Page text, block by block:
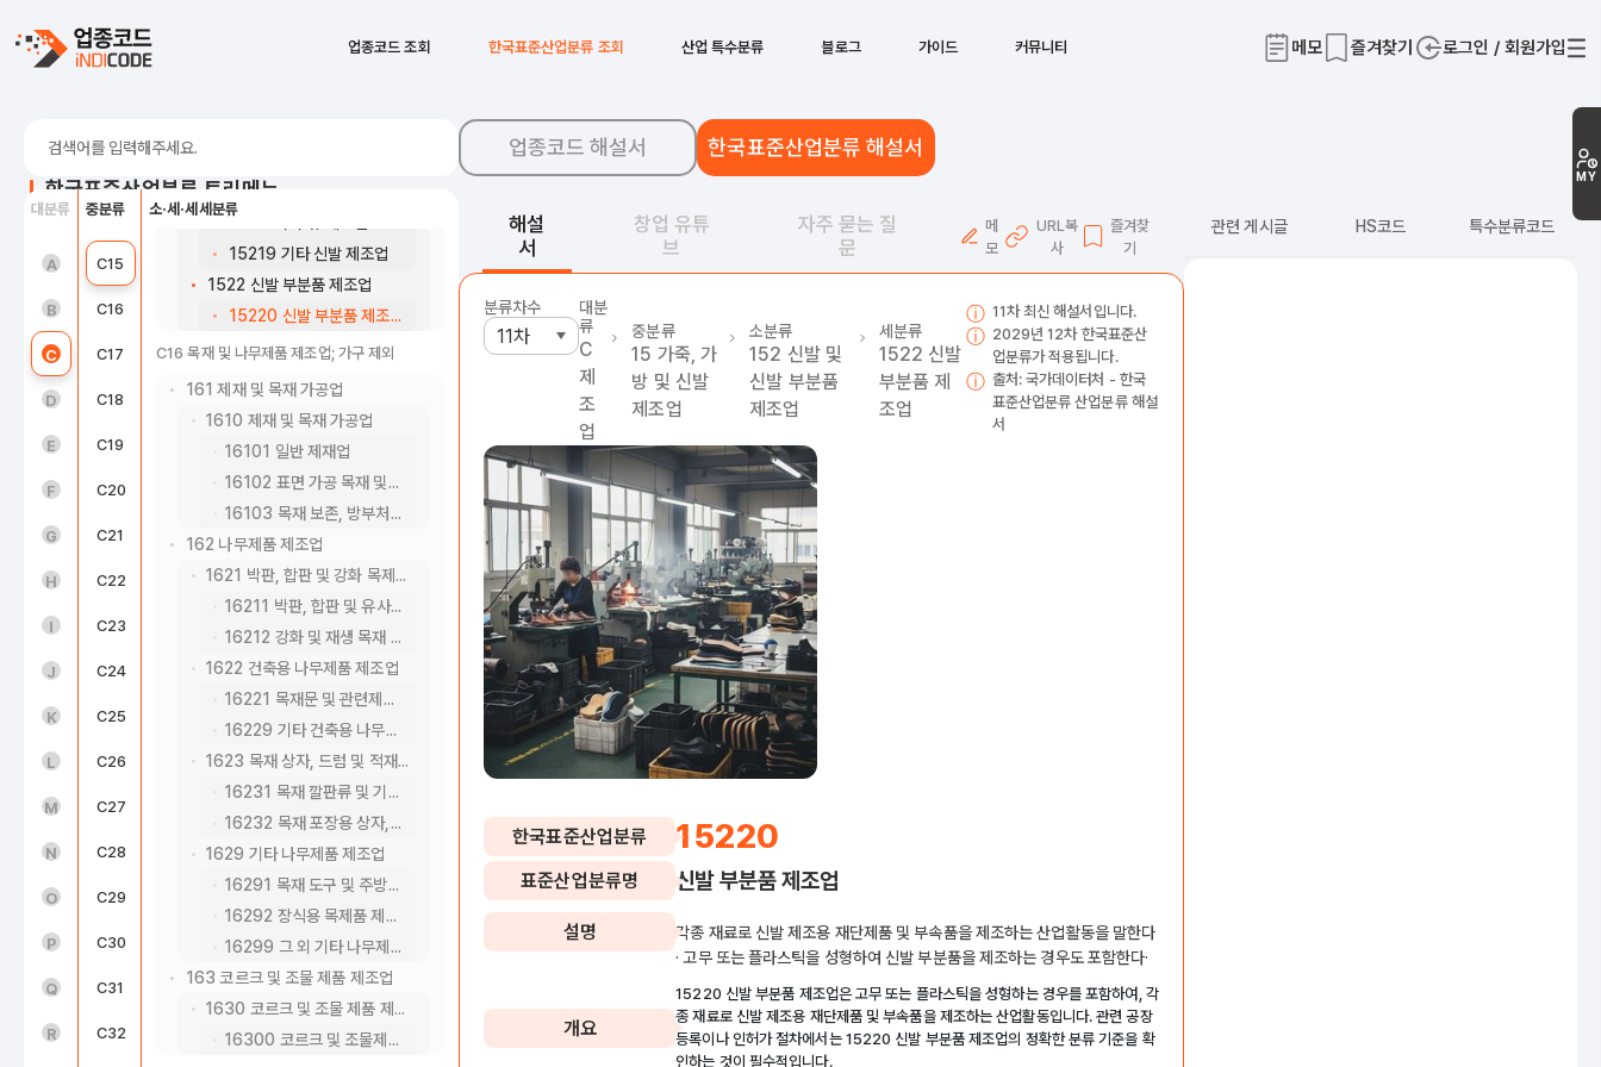
업종코드 조회 한국표준산업분류 조회 산업 특수분류 블로그 가이드 커뮤니티 메모 즐겨찾기 로그인 / 회원가입
MY
한국표준산업분류 트리메뉴
대분류
A 농업, 임업 및 어업(01~03)
B 광업(05~08)
C 제조업(10~34)
D 전기, 가스, 증기 및 공기조절 공급업(35)
E 수도, 하수 및 폐기물 처리, 원료 재생업(36 ~ 39)
F 건설업(41~42)
G 도매 및 소매업(45~47)
H 운수 및 창고업(49~52)
I 숙박 및 음식점업(55~56)
J 정보통신업(58~63)
K 금융 및 보험업(64~66)
L 부동산업(68)
M 전문, 과학 및 기술 서비스업(70~73)
N 사업시설 관리, 사업 지원 및 임대 서비스업(74~76)
O 공공행정, 국방 및 사회보장 행정(84)
P 교육 서비스업(85)
Q 보건업 및 사회복지 서비스업(86~87)
R 예술, 스포츠 및 여가관련 서비스업(90~91)
중분류
C10 식료품 제조업
C14 의복, 의복 액세서리 및 모피제품 제조업
C15 가죽, 가방 및 신발 제조업
C16 목재 및 나무제품 제조업; 가구 제외
C17 펄프, 종이 및 종이제품 제조업
C18 인쇄 및 기록매체 복제업
C19 코크스, 연탄 및 석유정제품 제조업
C20 화학물질 및 화학제품 제조업; 의약품 제외
C21 의료용 물질 및 의약품 제조업
C22 고무 및 플라스틱제품 제조업
C23
C24 1차 금속 제조업
C25
C26 전자부품, 컴퓨터, 영상, 음향 및 통신장비 제조업
C27 의료, 정밀, 광학기기 및 시계 제조업
C28 전기장비 제조업
C29 기타 기계 및 장비 제조업
C30 자동차 및 트레일러 제조업
C31 기타 운송장비 제조업
C32
소·세·세세분류
15121 핸드백 및 지갑 제조업
1521 신발 제조업
15211 구두류 제조업
15219 기타 신발 제조업
1522 신발 부분품 제조업
15220 신발 부분품 제조업
C16 목재 및 나무제품 제조업; 가구 제외
161 제재 및 목재 가공업
1610 제재 및 목재 가공업
16101 일반 제재업
16102 표면 가공 목재 및 특정 목적용 제재목 제조업
16103 목재 보존, 방부처리, 도장 및 유사 처리업
162 나무제품 제조업
1621 박판, 합판 및 강화 목제품 제조업
16211 박판, 합판 및 유사 적층판 제조업
16212 강화 및 재생 목재 제조업
1622 건축용 나무제품 제조업
16221 목재문 및 관련제품 제조업
16229 기타 건축용 나무제품 제조업
1623 목재 상자, 드럼 및 적재판 제조업
16231 목재 깔판류 및 기타 적재판 제조업
16232 목재 포장용 상자, 드럼 및 유사용기 제조업
1629 기타 나무제품 제조업
16291 목재 도구 및 주방용 나무제품 제조업
16292 장식용 목제품 제조업
16299 그 외 기타 나무제품 제조업
163 코르크 및 조물 제품 제조업
1630 코르크 및 조물 제품 제조업
16300 코르크 및 조물제품 제조업
업종코드 해설서 한국표준산업분류 해설서
해설
서
창업 유튜
브
자주 묻는 질
문
메
모
URL복
사
즐겨찾
기
분류차수
대분
류
C
제
조
업
중분류
15 가죽, 가
방 및 신발
제조업
소분류
152 신발 및
신발 부분품
제조업
세분류
1522 신발
부분품 제
조업
11차 최신 해설서입니다.
2029년 12차 한국표준산
업분류가 적용됩니다.
출처: 국가데이터처 - 한국
표준산업분류 산업분류 해설
서
한국표준산업분류 15220
표준산업분류명 신발 부분품 제조업
설명
각종 재료로 신발 제조용 재단제품 및 부속품을 제조하는 산업활동을 말한다
· 고무 또는 플라스틱을 성형하여 신발 부분품을 제조하는 경우도 포함한다·
개요
15220 신발 부분품 제조업은 고무 또는 플라스틱을 성형하는 경우를 포함하여, 각
종 재료로 신발 제조용 재단제품 및 부속품을 제조하는 산업활동입니다. 관련 공장
등록이나 인허가 절차에서는 15220 신발 부분품 제조업의 정확한 분류 기준을 확
인하는 것이 필수적입니다.
관련 게시글 HS코드 특수분류코드